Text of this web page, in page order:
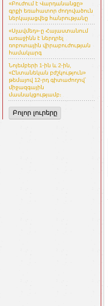
«Բուժում է Վարդանանցը»
գրքի եռահատոր ժողովածուն
ներկայացվեց հանրությանը
«Սլավմեդ»-ը Հայաստանում
առաջինն է ներդրել
ռոբոտային վիրաբուժության
համակարգ
Նոյեմբերի 1-ին և 2-ին,
«Ընտանեկան բժշկություն»
թեմայով 12-րդ գիտաժողով՝
միջազգային
մասնակցությամբ։
Բոլոր լուրերը